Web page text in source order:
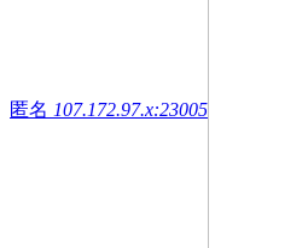
匿名 107.172.97.x:23005